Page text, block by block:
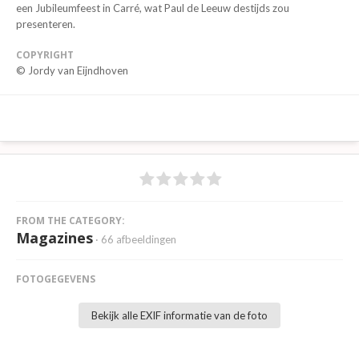
een Jubileumfeest in Carré, wat Paul de Leeuw destijds zou
presenteren.
COPYRIGHT
© Jordy van Eijndhoven
FROM THE CATEGORY:
Magazines · 66 afbeeldingen
FOTOGEGEVENS
Bekijk alle EXIF informatie van de foto